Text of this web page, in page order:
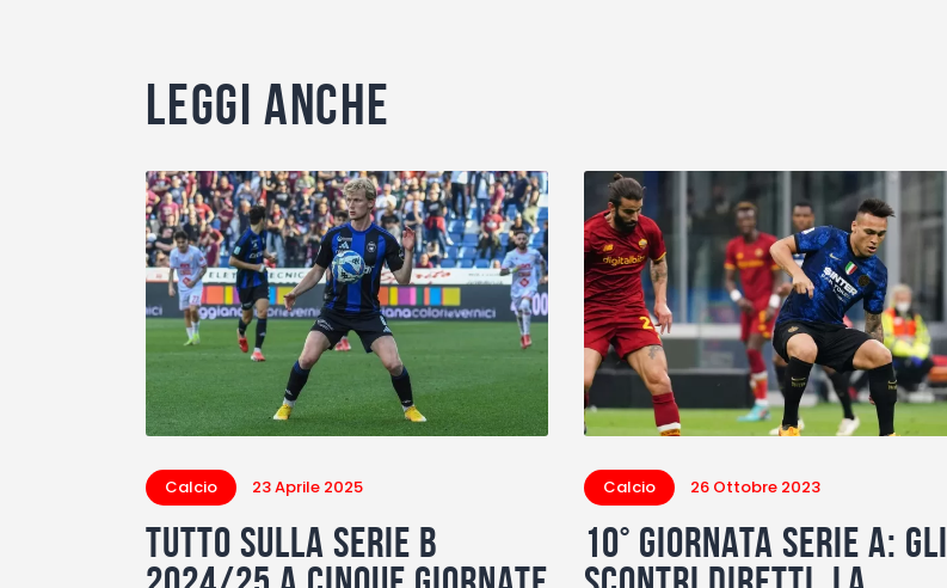
Leggi anche
Calcio 23 Aprile 2025
Tutto sulla Serie B
Calcio 26 Ottobre 2023
10° giornata Serie A: gli